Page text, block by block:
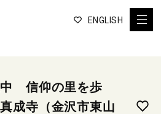
ENGLISH
信仰の里を歩
寺（金沢市東山